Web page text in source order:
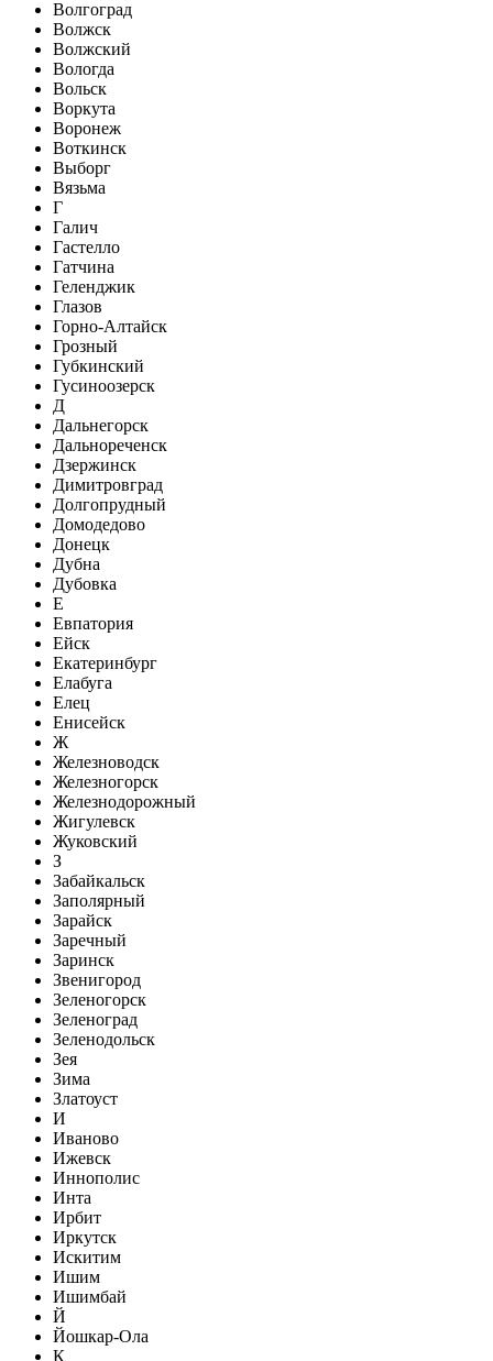
Волгоград
Волжск
Волжский
Вологда
Вольск
Воркута
Воронеж
Воткинск
Выборг
Вязьма
Г
Галич
Гастелло
Гатчина
Геленджик
Глазов
Горно-Алтайск
Грозный
Губкинский
Гусиноозерск
Д
Дальнегорск
Дальнореченск
Дзержинск
Димитровград
Долгопрудный
Домодедово
Донецк
Дубна
Дубовка
Е
Евпатория
Ейск
Екатеринбург
Елабуга
Елец
Енисейск
Ж
Железноводск
Железногорск
Железнодорожный
Жигулевск
Жуковский
З
Забайкальск
Заполярный
Зарайск
Заречный
Заринск
Звенигород
Зеленогорск
Зеленоград
Зеленодольск
Зея
Зима
Златоуст
И
Иваново
Ижевск
Иннополис
Инта
Ирбит
Иркутск
Искитим
Ишим
Ишимбай
Й
Йошкар-Ола
К